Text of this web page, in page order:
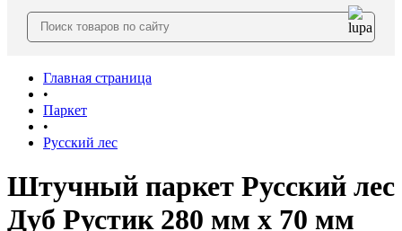
Главная страница
•
Паркет
•
Русский лес
Штучный паркет Русский лес
Дуб Рустик 280 мм х 70 мм